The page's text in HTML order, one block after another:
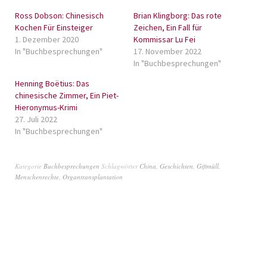
Ross Dobson: Chinesisch
Kochen Für Einsteiger
1. Dezember 2020
In "Buchbesprechungen"
Brian Klingborg: Das rote
Zeichen, Ein Fall für
Kommissar Lu Fei
17. November 2022
In "Buchbesprechungen"
Henning Boëtius: Das
chinesische Zimmer, Ein Piet-
Hieronymus-Krimi
27. Juli 2022
In "Buchbesprechungen"
Kategorie Buchbesprechungen Schlagwörter China, Geschichten, Giftmüll,
Menschenrechte, Organtransplantation